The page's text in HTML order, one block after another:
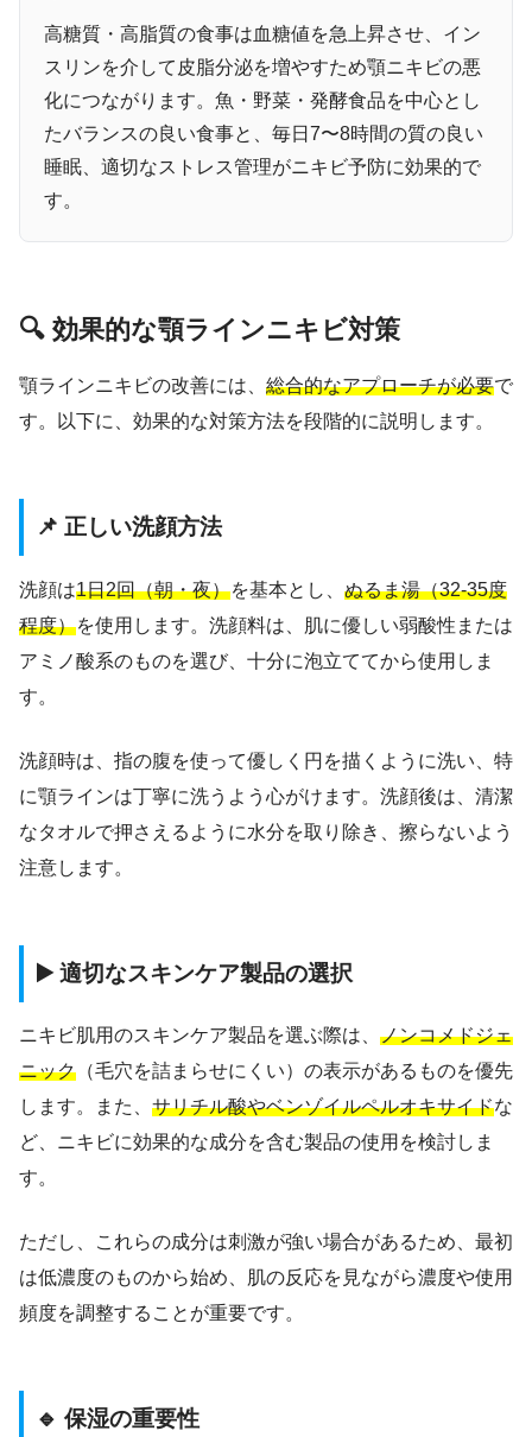
高糖質・高脂質の食事は血糖値を急上昇させ、イン
スリンを介して皮脂分泌を増やすため顎ニキビの悪
化につながります。魚・野菜・発酵食品を中心とし
たバランスの良い食事と、毎日7〜8時間の質の良い
睡眠、適切なストレス管理がニキビ予防に効果的で
す。
🔍 効果的な顎ラインニキビ対策
顎ラインニキビの改善には、 総合的なアプローチが必要で
す。以下に、効果的な対策方法を段階的に説明します。
📌 正しい洗顔方法
洗顔は1日2回（朝・夜）を基本とし、 ぬるま湯（32-35度
程度）を使用します。洗顔料は、肌に優しい弱酸性または
アミノ酸系のものを選び、十分に泡立ててから使用しま
す。
洗顔時は、指の腹を使って優しく円を描くように洗い、特
に顎ラインは丁寧に洗うよう心がけます。洗顔後は、清潔
なタオルで押さえるように水分を取り除き、擦らないよう
注意します。
▶️ 適切なスキンケア製品の選択
ニキビ肌用のスキンケア製品を選ぶ際は、 ノンコメドジェ
ニック （毛穴を詰まらせにくい）の表示があるものを優先
します。また、 サリチル酸やベンゾイルペルオキサイドな
ど、ニキビに効果的な成分を含む製品の使用を検討しま
す。
ただし、これらの成分は刺激が強い場合があるため、最初
は低濃度のものから始め、肌の反応を見ながら濃度や使用
頻度を調整することが重要です。
🔹 保湿の重要性